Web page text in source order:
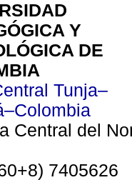
Y
DE
Tunja–
Central del
7405626